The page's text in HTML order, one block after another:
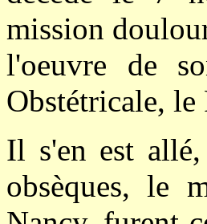
mission
l'oeuvre de
Obstétricale, le
Il s'en est
obsèques, le